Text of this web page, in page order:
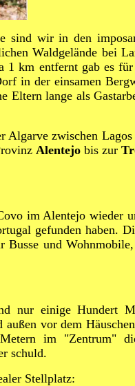
sind wir in den
Waldgelände bei
1 km entfernt gab es für
in der einsamen
Eltern lange als
Algarve zwischen Lagos
Alentejo bis zur
im Alentejo wieder
gefunden haben.
Busse und
nur einige Hundert
vor dem
im "Zentrum"
schuld.
Stellplatz: